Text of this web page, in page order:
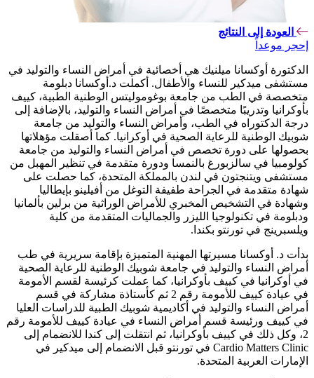
العودة إلى النتائج
إحجر موعداً
الدكتورة أوكسانا ميلنيك هي أخصائية في أمراض النساء والتوليد في
مستشفى ميدكير للنساء والأطفال. أكملت د.أوكسانا دبلومة
متخصصة في الطب من جامعة بوغوموليتس الوطنية الطبية، كييف
بأوكرانيا وتدريبًا متخصصًا في أمراض النساء والتوليد، بالإضافة إلى
درجة الدكتوراه في الطب، وأمراض النساء والتوليد من جامعة
شوبيك الوطنية للرعاية الصحية في أوكرانيا. كما أصقلت مؤهلاتها
بحصولها على دورة تخصص في أمراض النساء والتوليد من جامعة
كولومبيا في سالزبورغ بالنمسا ودورة متقدمة في تنظير المهبل من
مستشفى ويتنجتون في لندن بالمملكة المتحدة، كما حصلت على
شهادة متقدمة في الجراحة طفيفة التوغل من أفيلينو بإيطاليا
وشهادة في التشخيص المخبري للأمراض الوراثية من برلين بألمانيا
ودبلومة في تكنولوجيا الليزر والجماليات المتقدمة من كلية
ويلسبرينج في تورنتو بكندا.
بدأت د. أوكسانا مسيرتها المهنية المتميزة بإقامة سريرية في طب
أمراض النساء والتوليد في جامعة شوبيك الوطنية للرعاية الصحية
في أوكرانيا في كييف بأوكرانيا، كما عملت كرئيسة لقسم الأمومة
في عيادة كييف للأمومة رقم 2 ثم كأستاذة مشاركة في قسم
أمراض النساء والتوليد في أكاديمية شوبيك الطبية للدراسات العليا
في كييف ورئيسة قسم أمراض النساء في عيادة كييف للأمومة رقم
2، وكل ذلك في كييف بأوكرانيا، ثم انتقلت إلى كندا للانضمام إلى
Cardio Matters Clinic في تورنتو قبل الانضمام إلى ميدكير في
الإمارات العربية المتحدة.